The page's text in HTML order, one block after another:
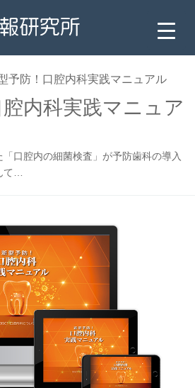
予防！口腔内科実践マニュアル
内科実践マニュア
口腔内の細菌検査」が予防歯科の導入
て…